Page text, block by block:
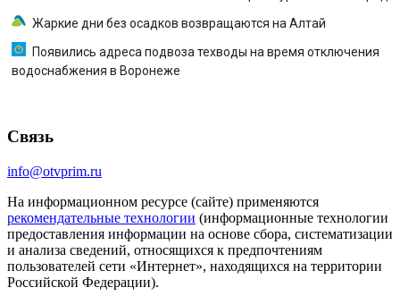
Жаркие дни без осадков возвращаются на Алтай
Появились адреса подвоза техводы на время отключения
водоснабжения в Воронеже
Связь
info@otvprim.ru
На информационном ресурсе (сайте) применяются
рекомендательные технологии (информационные технологии
предоставления информации на основе сбора, систематизации
и анализа сведений, относящихся к предпочтениям
пользователей сети «Интернет», находящихся на территории
Российской Федерации).